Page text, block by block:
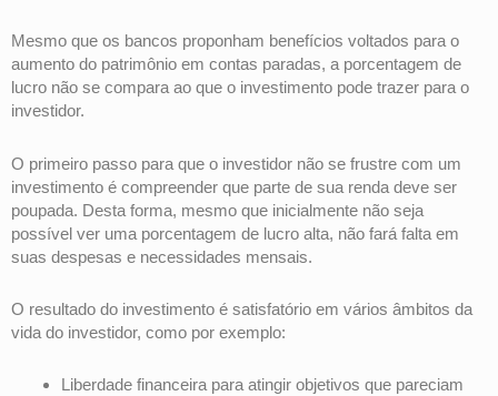
Mesmo que os bancos proponham benefícios voltados para o
aumento do patrimônio em contas paradas, a porcentagem de
lucro não se compara ao que o investimento pode trazer para o
investidor.
O primeiro passo para que o investidor não se frustre com um
investimento é compreender que parte de sua renda deve ser
poupada. Desta forma, mesmo que inicialmente não seja
possível ver uma porcentagem de lucro alta, não fará falta em
suas despesas e necessidades mensais.
O resultado do investimento é satisfatório em vários âmbitos da
vida do investidor, como por exemplo:
Liberdade financeira para atingir objetivos que pareciam